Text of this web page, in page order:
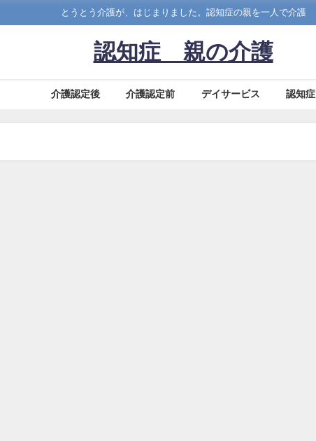
とうとう介護が、はじまりました。認知症の親を一人で介護
認知症 親の介護
介護認定後 介護認定前 デイサービス 認知症